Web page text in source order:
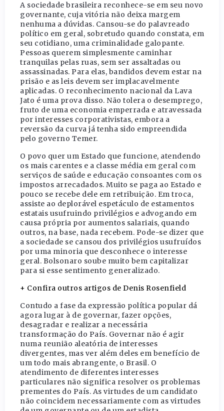
A sociedade brasileira reconhece-se em seu novo
governante, cuja vitória não deixa margem
nenhuma a dúvidas. Cansou-se do palavreado
político em geral, sobretudo quando constata, em
seu cotidiano, uma criminalidade galopante.
Pessoas querem simplesmente caminhar
tranquilas pelas ruas, sem ser assaltadas ou
assassinadas. Para elas, bandidos devem estar na
prisão e as leis devem ser implacavelmente
aplicadas. O reconhecimento nacional da Lava
Jato é uma prova disso. Não tolera o desemprego,
fruto de uma economia emperrada e atravessada
por interesses corporativistas, embora a
reversão da curva já tenha sido empreendida
pelo governo Temer.
O povo quer um Estado que funcione, atendendo
os mais carentes e a classe média em geral com
serviços de saúde e educação consoantes com os
impostos arrecadados. Muito se paga ao Estado e
pouco se recebe dele em retribuição. Em troca,
assiste ao deplorável espetáculo de estamentos
estatais usufruindo privilégios e advogando em
causa própria por aumentos salariais, quando
outros, na base, nada recebem. Pode-se dizer que
a sociedade se cansou dos privilégios usufruídos
por uma minoria que desconhece o interesse
geral. Bolsonaro soube muito bem capitalizar
para si esse sentimento generalizado.
+ Confira outros artigos de Denis Rosenfield
Contudo a fase da expressão política popular dá
agora lugar à de governar, fazer opções,
desagradar e realizar a necessária
transformação do País. Governar não é agir
numa reunião aleatória de interesses
divergentes, mas ver além deles em benefício de
um todo mais abrangente, o Brasil. O
atendimento de diferentes interesses
particulares não significa resolver os problemas
prementes do País. As virtudes de um candidato
não coincidem necessariamente com as virtudes